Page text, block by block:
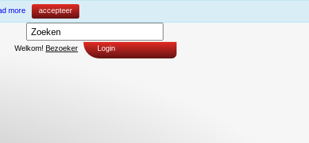
more accepteer
Welkom! Bezoeker Login